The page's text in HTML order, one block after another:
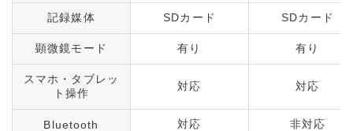
記録媒体 SDカード SDカード
顕微鏡モード 有り 有り
スマホ・タブレッ
ト操作
対応 対応
Bluetooth 対応 非対応